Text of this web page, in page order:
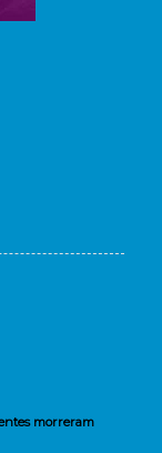
morreram